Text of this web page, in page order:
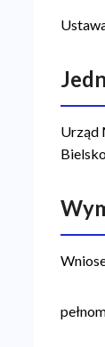
a
i
g
a
c
j
Urząd